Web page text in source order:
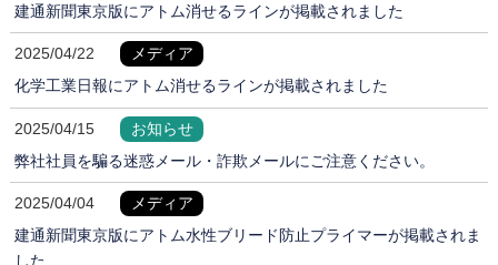
建通新聞東京版にアトム消せるラインが掲載されました
2025/04/22
メディア
化学工業日報にアトム消せるラインが掲載されました
2025/04/15
お知らせ
弊社社員を騙る迷惑メール・詐欺メールにご注意ください。
2025/04/04
メディア
建通新聞東京版にアトム水性ブリード防止プライマーが掲載されま
した